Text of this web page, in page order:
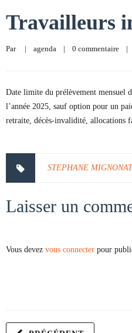
Travailleurs
Par | agenda | 0 commentaire |
Date limite du prélèvement mensuel
l’année 2025, sauf option pour un
retraite, décès-invalidité, allocations
STEPHANE MIGNONAT
Laisser un
Vous devez vous connecter pour